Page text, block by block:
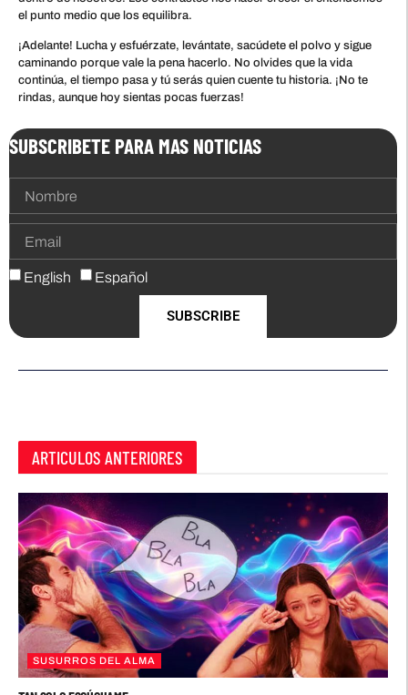
el punto medio que los equilibra.
¡Adelante! Lucha y esfuérzate, levántate, sacúdete el polvo y sigue
caminando porque vale la pena hacerlo. No olvides que la vida
continúa, el tiempo pasa y tú serás quien cuente tu historia. ¡No te
rindas, aunque hoy sientas pocas fuerzas!
SUBSCRIBETE PARA MAS NOTICIAS
English Español
SUBSCRIBE
ARTICULOS ANTERIORES
SUSURROS DEL ALMA